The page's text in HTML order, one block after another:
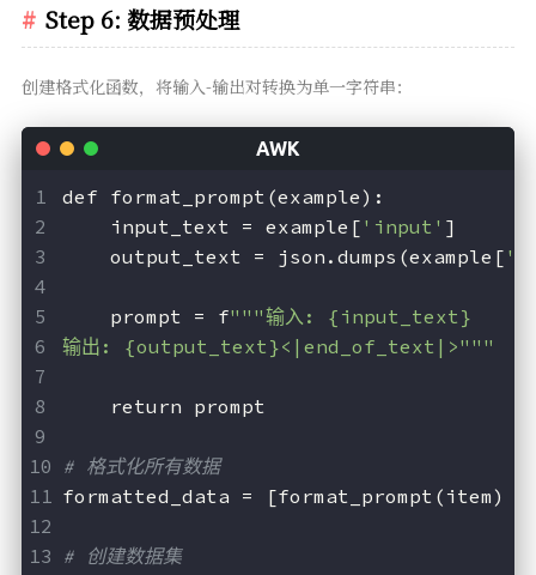
Step 6: 数据预处理
创建格式化函数，将输入-输出对转换为单一字符串：
def format_prompt(example):
    input_text = example[
'input' ]
    output_text = json.dumps(example[
    prompt = f
"""输入: {input_text}
输出: {output_text}<|end_of_text|>"""
    return prompt
# 格式化所有数据
formatted_data = [format_prompt(item)
# 创建数据集